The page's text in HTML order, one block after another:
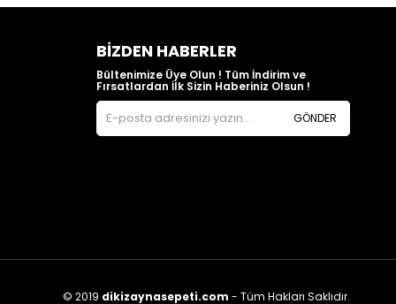
BIZDEN HABERLER
Bültenimize Üye Olun ! Tüm İndirim ve
Fırsatlardan İlk Sizin Haberiniz Olsun !
GÖNDER
© 2019 dikizaynasepeti.com - Tüm Hakları Saklıdır.